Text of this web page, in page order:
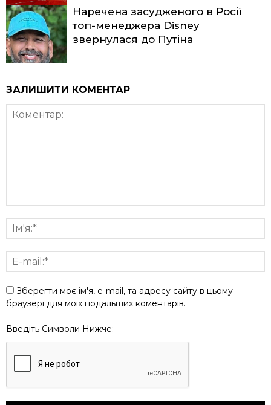
Наречена засудженого в Росії
топ-менеджера Disney
звернулася до Путіна
ЗАЛИШИТИ КОМЕНТАР
Зберегти моє ім'я, e-mail, та адресу сайту в цьому
браузері для моїх подальших коментарів.
Введіть Символи Нижче: